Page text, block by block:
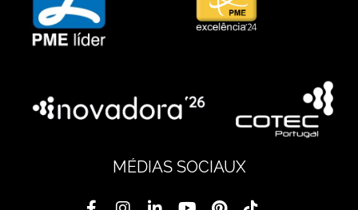
MÉDIAS SOCIAUX